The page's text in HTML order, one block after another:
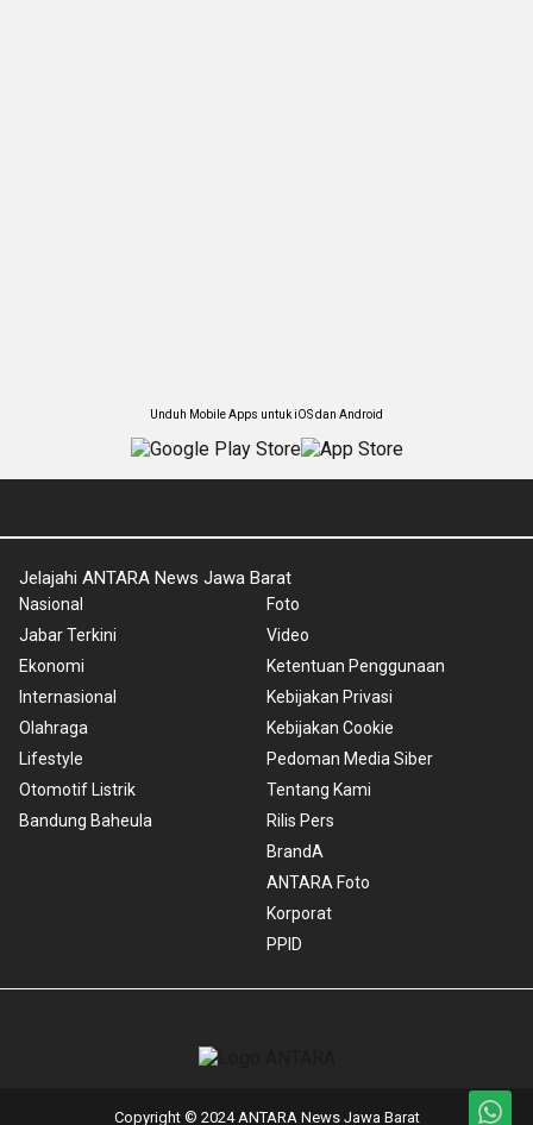
Unduh Mobile Apps untuk iOS dan Android
Jelajahi ANTARA News Jawa Barat
Nasional
Jabar Terkini
Ekonomi
Internasional
Olahraga
Lifestyle
Otomotif Listrik
Bandung Baheula
Foto
Video
Ketentuan Penggunaan
Kebijakan Privasi
Kebijakan Cookie
Pedoman Media Siber
Tentang Kami
Rilis Pers
BrandA
ANTARA Foto
Korporat
PPID
Copyright © 2024 ANTARA News Jawa Barat